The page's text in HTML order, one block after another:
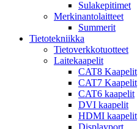
Sulakepitimet
Merkinantolaitteet
Summerit
Tietotekniikka
Tietoverkkotuotteet
Laitekaapelit
CAT8 Kaapelit
CAT7 Kaapelit
CAT6 kaapelit
DVI kaapelit
HDMI kaapelit
Displayport